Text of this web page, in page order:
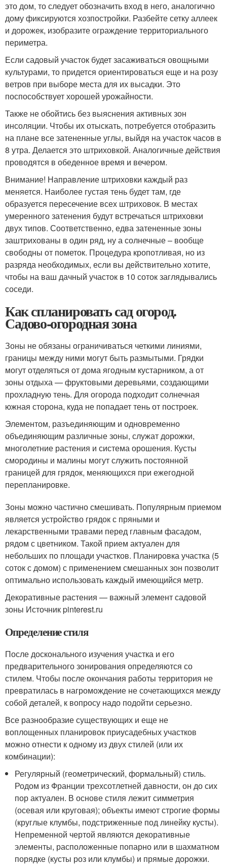
это дом, то следует обозначить вход в него, аналогично
дому фиксируются хозпостройки. Разбейте сетку аллеек
и дорожек, изобразите ограждение территориального
периметра.
Если садовый участок будет засаживаться овощными
культурами, то придется ориентироваться еще и на розу
ветров при выборе места для их высадки. Это
поспособствует хорошей урожайности.
Также не обойтись без выяснения активных зон
инсоляции. Чтобы их отыскать, потребуется отобразить
на плане все затененные углы, выйдя на участок часов в
8 утра. Делается это штриховкой. Аналогичные действия
проводятся в обеденное время и вечером.
Внимание! Направление штриховки каждый раз
меняется. Наиболее густая тень будет там, где
образуется пересечение всех штриховок. В местах
умеренного затенения будут встречаться штриховки
двух типов. Соответственно, едва затененные зоны
заштрихованы в один ряд, ну а солнечные – вообще
свободны от пометок. Процедура кропотливая, но из
разряда необходимых, если вы действительно хотите,
чтобы на ваш дачный участок в 10 соток заглядывались
соседи.
Как спланировать сад огород.
Садово-огородная зона
Зоны не обязаны ограничиваться четкими линиями,
границы между ними могут быть размытыми. Грядки
могут отделяться от дома ягодным кустарником, а от
зоны отдыха — фруктовыми деревьями, создающими
прохладную тень. Для огорода подходит солнечная
южная сторона, куда не попадает тень от построек.
Элементом, разъединяющим и одновременно
объединяющим различные зоны, служат дорожки,
многолетние растения и система орошения. Кусты
смородины и малины могут служить постоянной
границей для грядок, меняющихся при ежегодной
перепланировке.
Зоны можно частично смешивать. Популярным приемом
является устройство грядок с пряными и
лекарственными травами перед главным фасадом,
рядом с цветником. Такой прием актуален для
небольших по площади участков. Планировка участка (5
соток с домом) с применением смешанных зон позволит
оптимально использовать каждый имеющийся метр.
Декоративные растения — важный элемент садовой
зоны Источник pinterest.ru
Определение стиля
После досконального изучения участка и его
предварительного зонирования определяются со
стилем. Чтобы после окончания работы территория не
превратилась в нагромождение не сочетающихся между
собой деталей, к вопросу надо подойти серьезно.
Все разнообразие существующих и еще не
воплощенных планировок приусадебных участков
можно отнести к одному из двух стилей (или их
комбинации):
Регулярный (геометрический, формальный) стиль.
Родом из Франции трехсотлетней давности, он до сих
пор актуален. В основе стиля лежит симметрия
(осевая или круговая); объекты имеют строгие формы
(круглые клумбы, подстриженные под линейку кусты).
Непременной чертой являются декоративные
элементы, расположенные попарно или в шахматном
порядке (кусты роз или клумбы) и прямые дорожки.